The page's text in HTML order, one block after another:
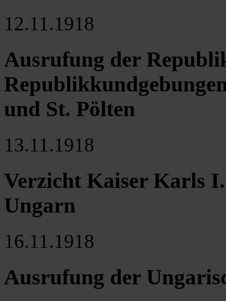
12.11.1918
Ausrufung der
und St. Pölten
13.11.1918
Verzicht Kaiser Karls
Ungarn
16.11.1918
Ausrufung der